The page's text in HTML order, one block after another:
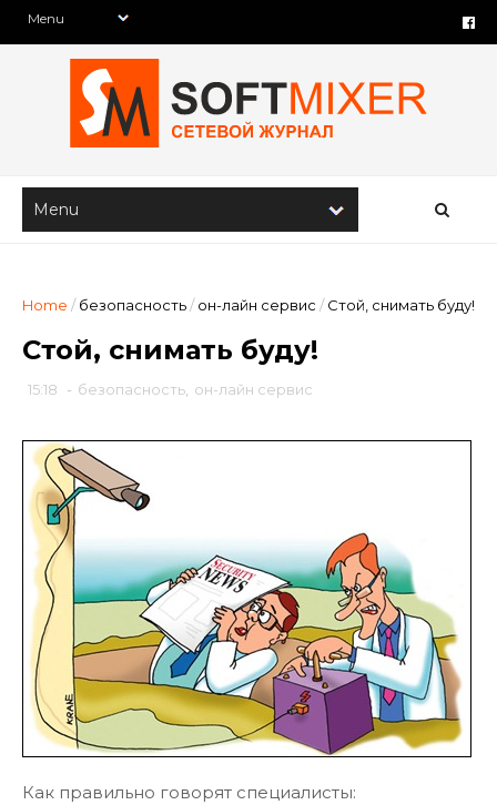
Home / безопасность/ он-лайн сервис / Стой, снимать буду!
Стой, снимать буду!
15:18 - безопасность он-лайн сервис
Как правильно говорят специалисты: